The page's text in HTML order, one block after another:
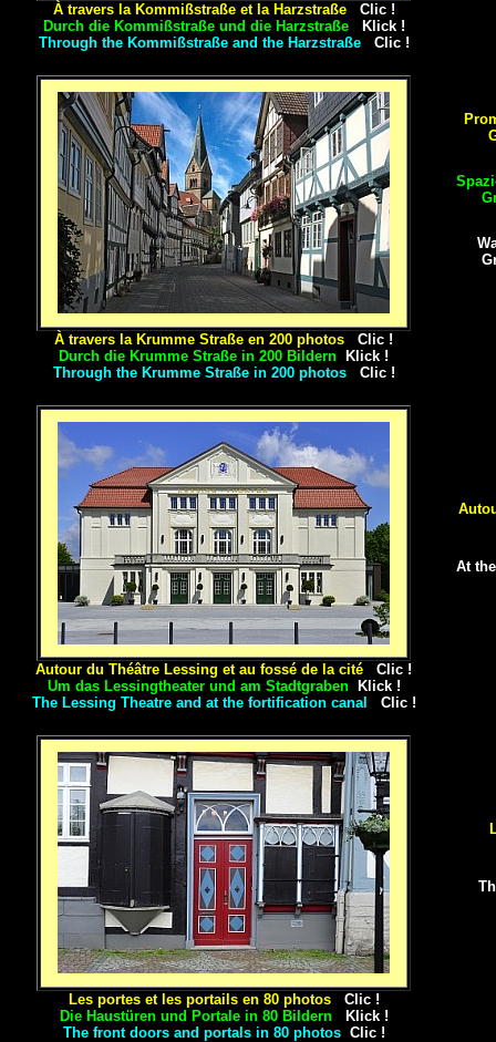
À travers la Kommißstraße et la Harzstraße Clic !
Durch die Kommißstraße und die Harzstraße
Klick !
Through the Kommißstraße and the Harzstraße
Clic !
À travers la Krumme Straße en 200 photos Clic !
Durch die Krumme Straße in 200 Bildern
Klick !
Through the Krumme Straße in 200 photos
Clic !
Autour du Théâtre Lessing et au fossé de la cité Clic !
Um das Lessingtheaterund am Stadtgraben
Klick !
The Lessing Theatre and at the fortification canal Clic !
At
Les portes et les portails en 80 photos Clic !
Die Haustüren und Portale in 80 Bildern
Klick !
The front doors and portals in 80 photos Clic !